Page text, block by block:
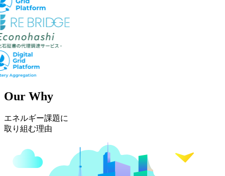
Our Why
エネルギー課題に
取り組む理由